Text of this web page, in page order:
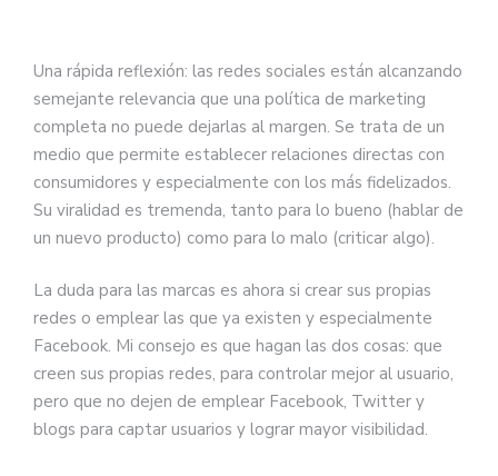
Una rápida reflexión: las redes sociales están alcanzando
semejante relevancia que una política de marketing
completa no puede dejarlas al margen. Se trata de un
medio que permite establecer relaciones directas con
consumidores y especialmente con los más fidelizados.
Su viralidad es tremenda, tanto para lo bueno (hablar de
un nuevo producto) como para lo malo (criticar algo).
La duda para las marcas es ahora si crear sus propias
redes o emplear las que ya existen y especialmente
Facebook. Mi consejo es que hagan las dos cosas: que
creen sus propias redes, para controlar mejor al usuario,
pero que no dejen de emplear Facebook, Twitter y
blogs para captar usuarios y lograr mayor visibilidad.